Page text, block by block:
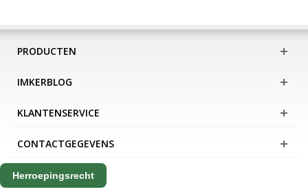
PRODUCTEN
IMKERBLOG
KLANTENSERVICE
CONTACTGEGEVENS
Herroepingsrecht